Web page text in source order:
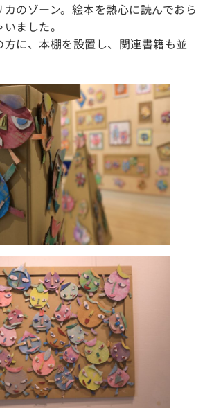
のゾーン。絵本を熱心に読んでおら
ました。
に、本棚を設置し、関連書籍も並